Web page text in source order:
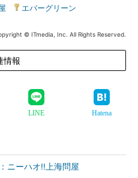
エバーグリーン
© ITmedia, Inc. All Rights Reserved.
情報
LINE Hatena
ニーハオ!!上海問屋